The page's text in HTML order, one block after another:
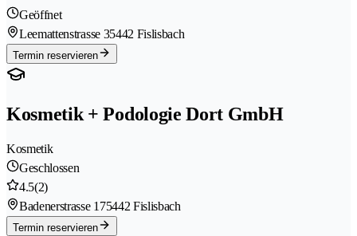
Geöffnet
Leemattenstrasse 35442 Fislisbach
Termin reservieren
Kosmetik + Podologie Dort GmbH
Kosmetik
Geschlossen
4.5(2)
Badenerstrasse 175442 Fislisbach
Termin reservieren